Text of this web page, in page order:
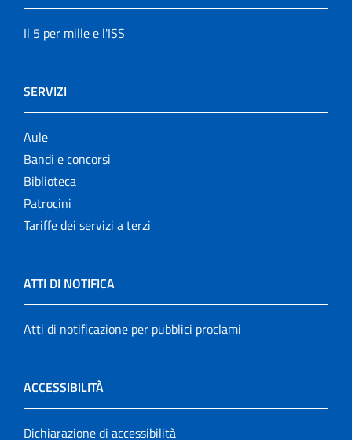
Il 5 per mille e l'ISS
SERVIZI
Aule
Bandi e concorsi
Biblioteca
Patrocini
Tariffe dei servizi a terzi
ATTI DI NOTIFICA
Atti di notificazione per pubblici proclami
ACCESSIBILITÀ
Dichiarazione di accessibilità